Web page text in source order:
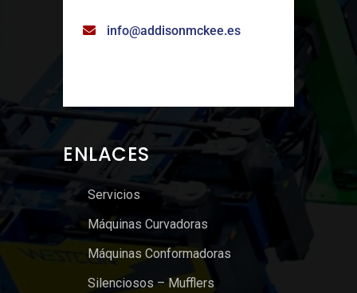
info@addisonmckee.es
ENLACES
Servicios
Máquinas Curvadoras
Máquinas Conformadoras
Silenciosos – Mufflers